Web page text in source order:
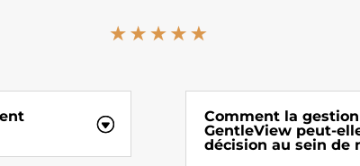
Comment la
GentleView peut-
décision au sein de